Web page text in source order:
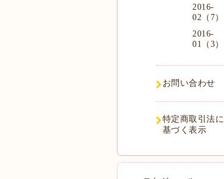
2016-
02（7）
2016-
01（3）
お問い合わせ
特定商取引法に
基づく表示